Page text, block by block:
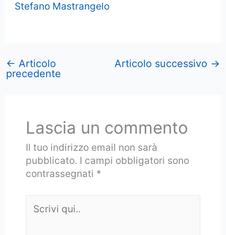
Stefano Mastrangelo
← Articolo
precedente
Articolo successivo →
Lascia un commento
Il tuo indirizzo email non sarà
pubblicato. I campi obbligatori sono
contrassegnati *
qui..